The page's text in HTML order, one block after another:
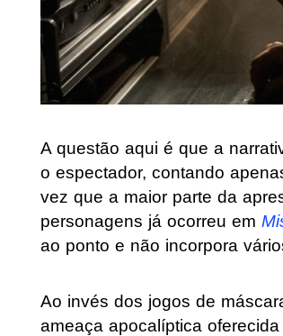
A questão aqui é que a
o espectador, contando
vez que a maior parte da
personagens já ocorreu em
ao ponto e não incorpora
Ao invés dos jogos de
ameaça apocalíptica